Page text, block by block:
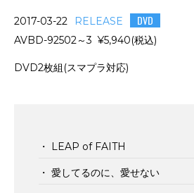
2017-03-22 RELEASE DVD
AVBD-92502～3 ¥5,940(税込)
DVD2枚組(スマプラ対応)
・ LEAP of FAITH
・ 愛してるのに、愛せない